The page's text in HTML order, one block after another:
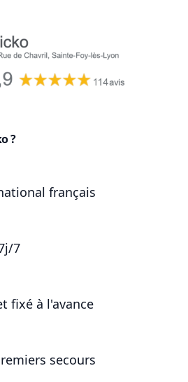
?
français
7
fixé à l'avance
secours